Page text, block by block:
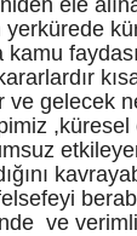
ele
yerkürede
kamu
ve gelecek
ve